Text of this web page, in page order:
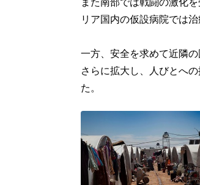
リア国内の仮設病院では
一方、安全を求めて近隣
さらに拡大し、人びとへ
た。